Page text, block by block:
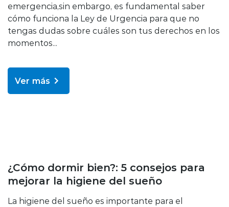
emergencia,sin embargo, es fundamental saber
cómo funciona la Ley de Urgencia para que no
tengas dudas sobre cuáles son tus derechos en los
momentos...
Ver más
¿Cómo dormir bien?: 5 consejos para
mejorar la higiene del sueño
La higiene del sueño es importante para el